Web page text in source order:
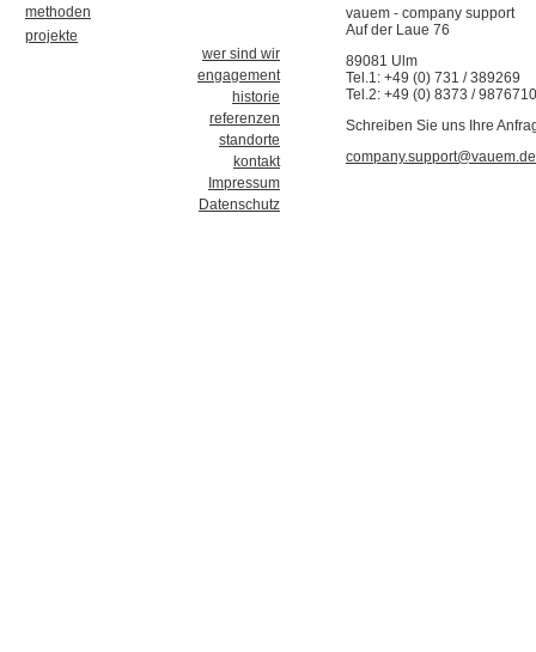
methoden
projekte
wer sind wir
engagement
historie
referenzen
standorte
kontakt
Impressum
Datenschutz
vauem - company support
Auf der Laue 76
89081 Ulm
Tel.1: +49 (0) 731 / 389269
Tel.2: +49 (0) 8373 / 9876710
Schreiben Sie uns Ihre
company.support@vauem.de